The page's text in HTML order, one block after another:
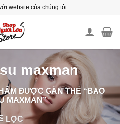
website của chúng tôi
maxman
ĐƯỢC GẮN THẺ “BAO
MAXMAN”
LỌC